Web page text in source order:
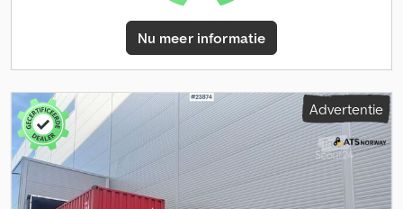
Nu meer informatie
Advertentie